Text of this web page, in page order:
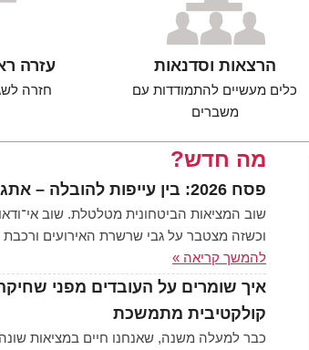
עזרה
חזרה
הרצאות וסדנאות
כלים מעשיים להתמודדות עם
משברים
מה חדש?
פסח 2026: בין עייפות להובלה – אתגרי הניהול של התקופה
שוב המציאות הביטחונית מטלטלת. שוב
וכשזה מצטבר על גבי שרשרת האירועים
להמשך קריאה »
איך שומרים על העובדים מפני
קולקטיבית מתמשכת
כבר למעלה משנה, שאנחנו חיים במציאות שונה